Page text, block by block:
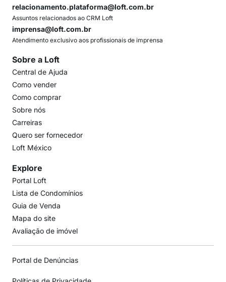
relacionamento.plataforma@loft.com.br
Assuntos relacionados ao CRM Loft
imprensa@loft.com.br
Atendimento exclusivo aos profissionais de imprensa
Sobre a Loft
Central de Ajuda
Como vender
Como comprar
Sobre nós
Carreiras
Quero ser fornecedor
Loft México
Explore
Portal Loft
Lista de Condomínios
Guia de Venda
Mapa do site
Avaliação de imóvel
Portal de Denúncias